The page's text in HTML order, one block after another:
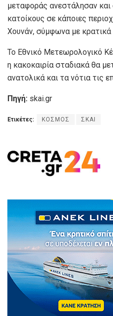
μεταφοράς ανεστάλησαν
κατοίκους σε κάποιες
Χουνάν, σύμφωνα με
Το Εθνικό Μετεωρολογικό
η κακοκαιρία σταδιακά θα
ανατολικά και τα νότια τις
Πηγή: skai.gr
Ετικέτες: ΚΟΣΜΟΣ ΣΚΑΙ